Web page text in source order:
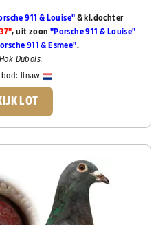
911 & Louise" & kl.dochter
, uit zoon "Porsche 911 & Louise"
911 & Esmee".
Dubois.
bod:
linaw
LOT